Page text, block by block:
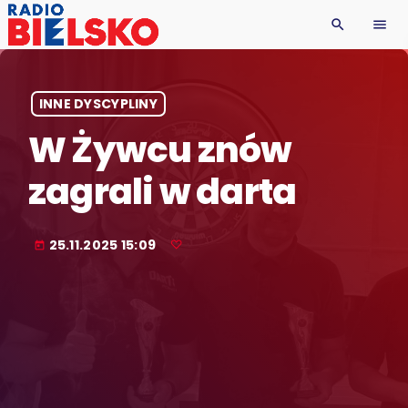
search menu
INNE DYSCYPLINY
W Żywcu znów
zagrali w darta
today 25.11.2025 15:09